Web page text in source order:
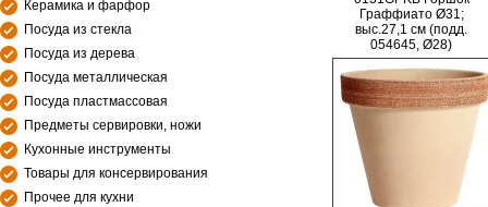
Керамика и фарфор
Посуда из стекла
Посуда из дерева
Посуда металлическая
Посуда пластмассовая
Предметы сервировки, ножи
Кухонные инструменты
Товары для консервирования
Прочее для кухни
Граффиато Ø31;
выс.27,1 см (подд.
054645, Ø28)